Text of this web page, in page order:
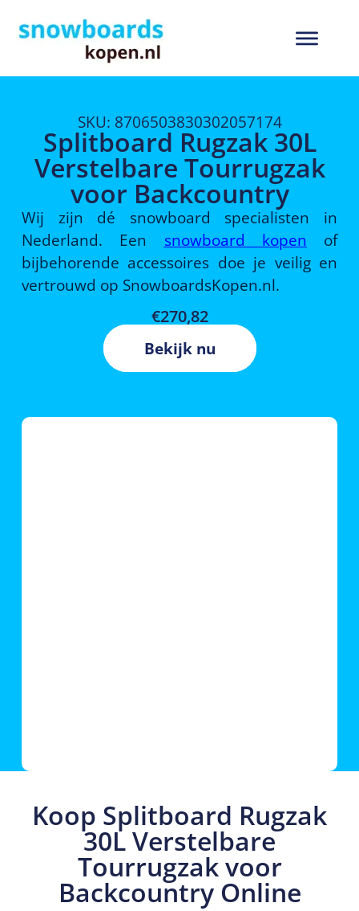
SKU: 8706503830302057174
Splitboard Rugzak 30L
Verstelbare Tourrugzak
voor Backcountry
Wij zijn dé snowboard specialisten in
Nederland. Een snowboard kopen of
bijbehorende accessoires doe je veilig en
vertrouwd op SnowboardsKopen.nl.
€270,82
Bekijk nu
Koop Splitboard Rugzak
30L Verstelbare
Tourrugzak voor
Backcountry Online